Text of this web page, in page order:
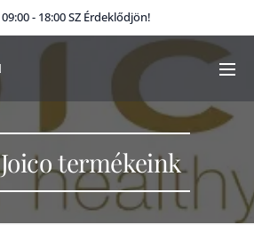
- 18:00 SZ Érdeklődjön!
termékeink